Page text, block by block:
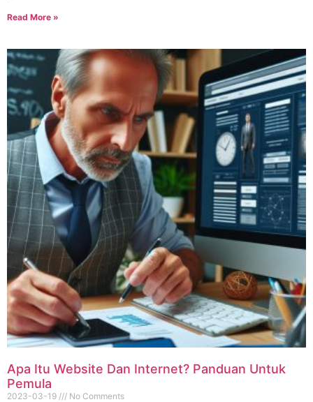
Read More »
Apa Itu Website Dan Internet? Panduan Untuk
Pemula
2023-03-19 No Comments